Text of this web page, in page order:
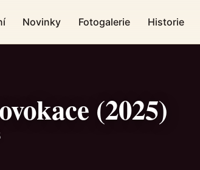
Novinky Fotogalerie Historie
(2025)